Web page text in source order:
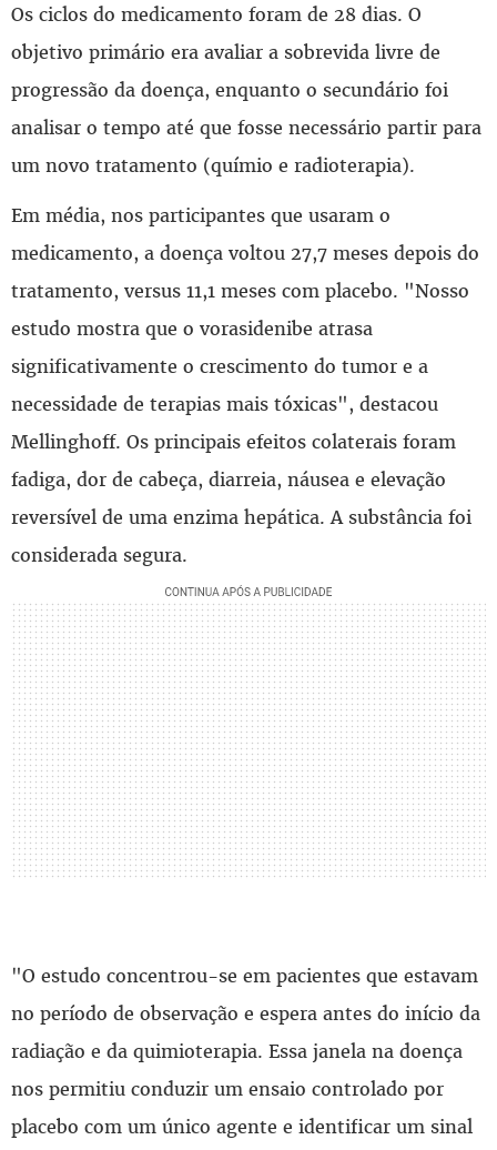
Os ciclos do medicamento foram de 28 dias. O
objetivo primário era avaliar a sobrevida livre de
progressão da doença, enquanto o secundário foi
analisar o tempo até que fosse necessário partir para
um novo tratamento (químio e radioterapia).
Em média, nos participantes que usaram o
medicamento, a doença voltou 27,7 meses depois do
tratamento, versus 11,1 meses com placebo. "Nosso
estudo mostra que o vorasidenibe atrasa
significativamente o crescimento do tumor e a
necessidade de terapias mais tóxicas", destacou
Mellinghoff. Os principais efeitos colaterais foram
fadiga, dor de cabeça, diarreia, náusea e elevação
reversível de uma enzima hepática. A substância foi
considerada segura.
"O estudo concentrou-se em pacientes que estavam
no período de observação e espera antes do início da
radiação e da quimioterapia. Essa janela na doença
nos permitiu conduzir um ensaio controlado por
placebo com um único agente e identificar um sinal